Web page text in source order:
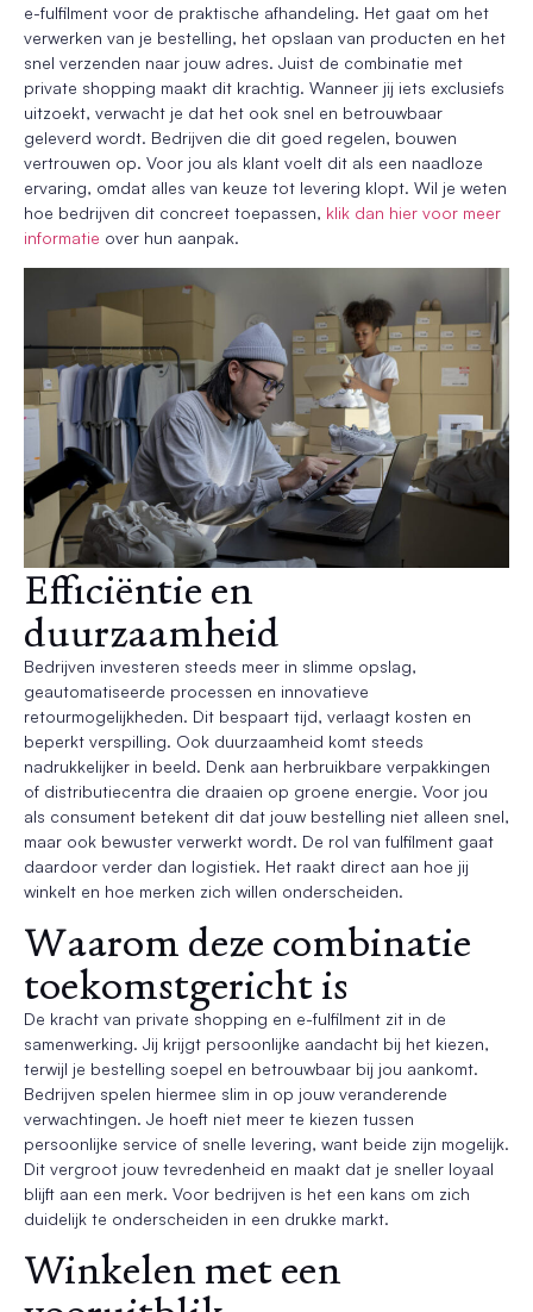
e-fulfilment voor de praktische afhandeling. Het gaat om het
verwerken van je bestelling, het opslaan van producten en het
snel verzenden naar jouw adres. Juist de combinatie met
private shopping maakt dit krachtig. Wanneer jij iets exclusiefs
uitzoekt, verwacht je dat het ook snel en betrouwbaar
geleverd wordt. Bedrijven die dit goed regelen, bouwen
vertrouwen op. Voor jou als klant voelt dit als een naadloze
ervaring, omdat alles van keuze tot levering klopt. Wil je weten
hoe bedrijven dit concreet toepassen, klik dan hier voor meer
informatie over hun aanpak.
Efficiëntie en
duurzaamheid
Bedrijven investeren steeds meer in slimme opslag,
geautomatiseerde processen en innovatieve
retourmogelijkheden. Dit bespaart tijd, verlaagt kosten en
beperkt verspilling. Ook duurzaamheid komt steeds
nadrukkelijker in beeld. Denk aan herbruikbare verpakkingen
of distributiecentra die draaien op groene energie. Voor jou
als consument betekent dit dat jouw bestelling niet alleen snel,
maar ook bewuster verwerkt wordt. De rol van fulfilment gaat
daardoor verder dan logistiek. Het raakt direct aan hoe jij
winkelt en hoe merken zich willen onderscheiden.
Waarom deze combinatie
toekomstgericht is
De kracht van private shopping en e-fulfilment zit in de
samenwerking. Jij krijgt persoonlijke aandacht bij het kiezen,
terwijl je bestelling soepel en betrouwbaar bij jou aankomt.
Bedrijven spelen hiermee slim in op jouw veranderende
verwachtingen. Je hoeft niet meer te kiezen tussen
persoonlijke service of snelle levering, want beide zijn mogelijk.
Dit vergroot jouw tevredenheid en maakt dat je sneller loyaal
blijft aan een merk. Voor bedrijven is het een kans om zich
duidelijk te onderscheiden in een drukke markt.
Winkelen met een